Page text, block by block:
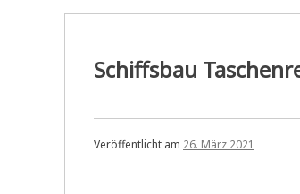
Schiffsbau
Veröffentlicht am 26. März 2021